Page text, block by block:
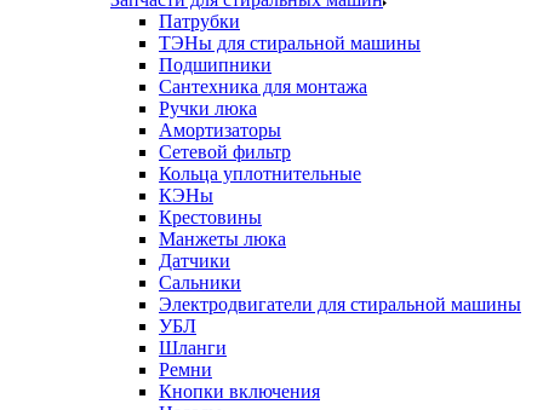
Патрубки
ТЭНы для стиральной машины
Подшипники
Сантехника для монтажа
Ручки люка
Амортизаторы
Сетевой фильтр
Кольца уплотнительные
КЭНы
Крестовины
Манжеты люка
Датчики
Сальники
Электродвигатели для стиральной машины
УБЛ
Шланги
Ремни
Кнопки включения